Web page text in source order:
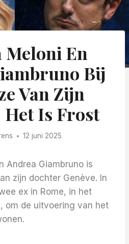
Meloni En
Bij
Van Zijn
Is Frost
12 juni 2025
Andrea Giambruno is
zijn dochter Genève. In
ex in Rome, in het
om de uitvoering van het